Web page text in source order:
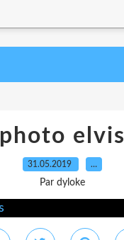
photo elvis
31.05.2019 …
Par dyloke